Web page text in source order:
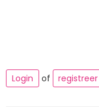
Login
of registreer